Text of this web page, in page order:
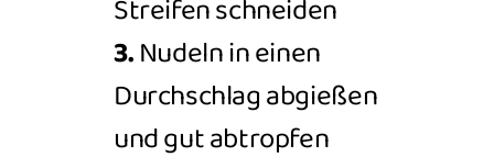
Streifen schneiden
3.Nudeln in einen
Durchschlag abgießen
und gut abtropfen